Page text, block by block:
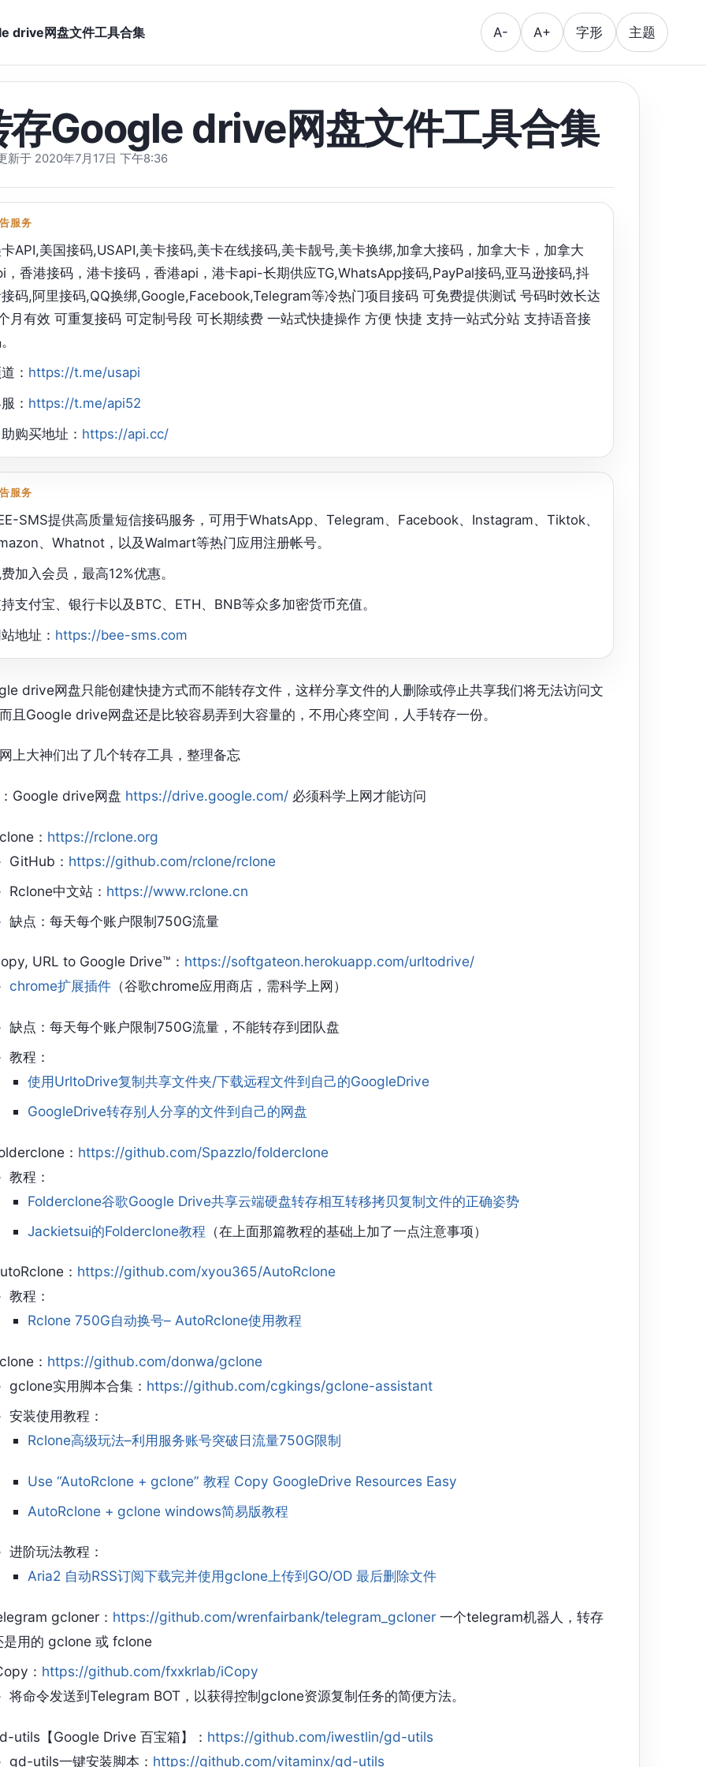
drive网盘文件工具合集 A- A+ 字形 主题
存Google drive网盘文件工具合集
新于 2020年7月17日 下午8:36
服务
API,美国接码,USAPI,美卡接码,美卡在线接码,美卡靓号,美卡换绑,加拿大接码，加拿大卡，加拿大
，香港接码，港卡接码，香港api，港卡api-长期供应TG,WhatsApp接码,PayPal接码,亚马逊接码,抖
码,阿里接码,QQ换绑,Google,Facebook,Telegram等冷热门项目接码 可免费提供测试 号码时效长达
月有效 可重复接码 可定制号段 可长期续费 一站式快捷操作 方便 快捷 支持一站式分站 支持语音接
： https://t.me/usapi
： https://t.me/api52
购买地址： https://api.cc/
服务
SMS提供高质量短信接码服务，可用于WhatsApp、Telegram、Facebook、Instagram、Tiktok、
、Whatnot，以及Walmart等热门应用注册帐号。
加入会员，最高12%优惠。
支付宝、银行卡以及BTC、ETH、BNB等众多加密货币充值。
地址： https://bee-sms.com
drive网盘只能创建快捷方式而不能转存文件，这样分享文件的人删除或停止共享我们将无法访问文
且Google drive网盘还是比较容易弄到大容量的，不用心疼空间，人手转存一份。
上大神们出了几个转存工具，整理备忘
Google drive网盘 https://drive.google.com/ 必须科学上网才能访问
： https://rclone.org
GitHub： https://github.com/rclone/rclone
Rclone中文站： https://www.rclone.cn
缺点：每天每个账户限制750G流量
URL to Google Drive™： https://softgateon.herokuapp.com/urltodrive/
chrome扩展插件（谷歌chrome应用商店，需科学上网）
缺点：每天每个账户限制750G流量，不能转存到团队盘
教程：
使用UrltoDrive复制共享文件夹/下载远程文件到自己的GoogleDrive
GoogleDrive转存别人分享的文件到自己的网盘
： https://github.com/Spazzlo/folderclone
教程：
Folderclone谷歌Google Drive共享云端硬盘转存相互转移拷贝复制文件的正确姿势
Jackietsui的Folderclone教程 （在上面那篇教程的基础上加了一点注意事项）
： https://github.com/xyou365/AutoRclone
教程：
Rclone 750G自动换号– AutoRclone使用教程
： https://github.com/donwa/gclone
gclone实用脚本合集： https://github.com/cgkings/gclone-assistant
安装使用教程：
Rclone高级玩法–利用服务账号突破日流量750G限制
Use “AutoRclone + gclone” 教程 Copy GoogleDrive Resources Easy
AutoRclone + gclone windows简易版教程
进阶玩法教程：
Aria2 自动RSS订阅下载完并使用gclone上传到GO/OD 最后删除文件
gcloner： https://github.com/wrenfairbank/telegram_gcloner 一个telegram机器人，转存
是用的 gclone 或 fclone
： https://github.com/fxxkrlab/iCopy
将命令发送到Telegram BOT，以获得控制gclone资源复制任务的简便方法。
utils【Google Drive 百宝箱】： https://github.com/iwestlin/gd-utils
gd-utils一键安装脚本： https://github.com/vitaminx/gd-utils